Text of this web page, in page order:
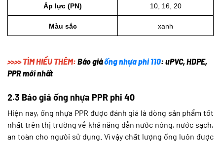
Áp lực (PN) 10, 16, 20
Màu sắc xanh
>>>> TÌM HIỂU THÊM: Báo giáống nhựa phi 110: uPVC, HDPE,
PPR mới nhất
2.3 Báo giá ống nhựa PPR phi 40
Hiện nay, ống nhựa PPR được đánh giá là dòng sản phẩm tốt
nhất trên thị trường về khả năng dẫn nước nóng, nước sạch,
an toàn cho người sử dụng. Vì vậy chất lượng ống luôn được